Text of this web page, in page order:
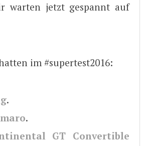
warten jetzt gespannt auf
im #supertest2016:
.
.
GT Convertible